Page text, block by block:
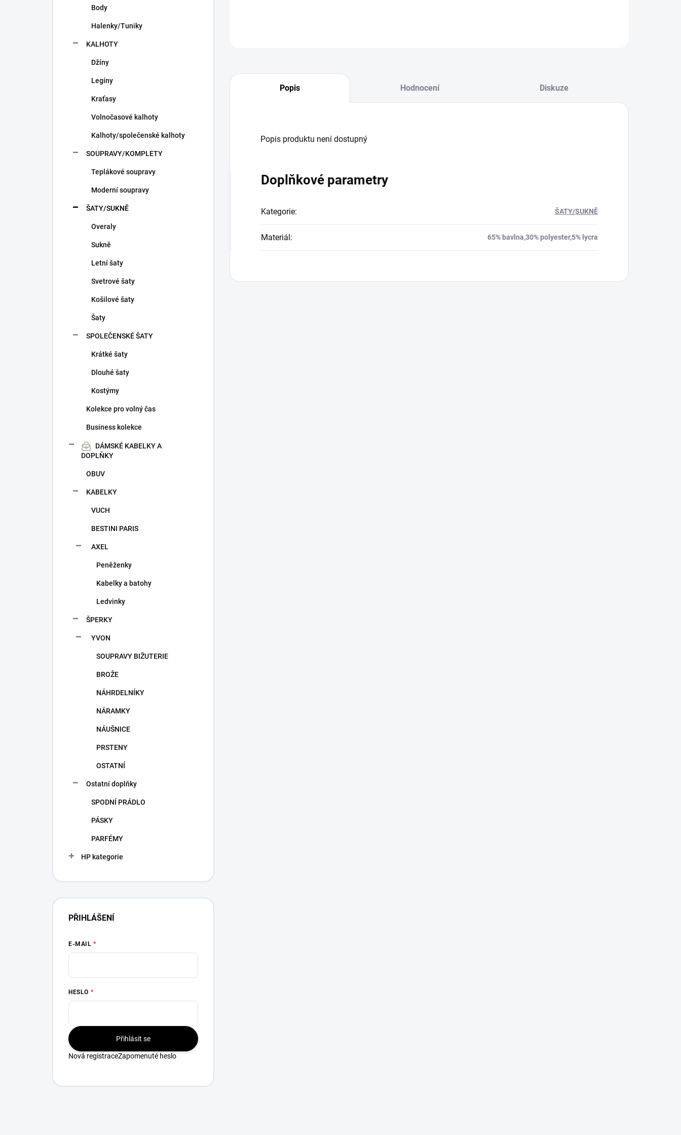
Body
Halenky/Tuniky
KALHOTY
Džíny
Legíny
Kraťasy
Volnočasové kalhoty
Kalhoty/společenské kalhoty
SOUPRAVY/KOMPLETY
Teplákové soupravy
Moderní soupravy
ŠATY/SUKNĚ
Overaly
Sukně
Letní šaty
Svetrové šaty
Košilové šaty
Šaty
SPOLEČENSKÉ ŠATY
Krátké šaty
Dlouhé šaty
Kostýmy
Kolekce pro volný čas
Business kolekce
DÁMSKÉ KABELKY A
DOPLŇKY
OBUV
KABELKY
VUCH
BESTINI PARIS
AXEL
Peněženky
Kabelky a batohy
Ledvinky
ŠPERKY
YVON
SOUPRAVY BIŽUTERIE
BROŽE
NÁHRDELNÍKY
NÁRAMKY
NÁUŠNICE
PRSTENY
OSTATNÍ
Ostatní doplňky
SPODNÍ PRÁDLO
PÁSKY
PARFÉMY
HP kategorie
PŘIHLÁŠENÍ
E-MAIL
HESLO
Přihlásit se
Nová registraceZapomenuté heslo
Popis Hodnocení Diskuze
Popis produktu není dostupný
Doplňkové parametry
Kategorie: ŠATY/SUKNĚ
Materiál : 65% bavlna,30% polyester,5% lycra